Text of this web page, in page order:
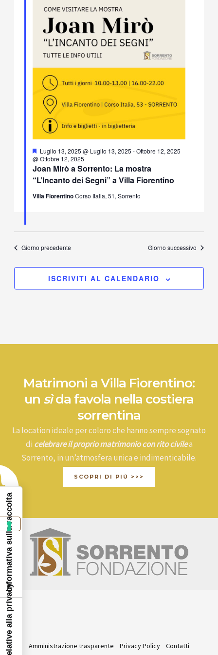
Joan Mirò a Sorrento: La mostra
“L’Incanto dei Segni” a Villa Fiorentino
Segnalati
Luglio 13, 2025 @ Luglio 13, 2025 -Ottobre 12, 2025
@ Ottobre 12, 2025
Villa FiorentinoCorso Italia, 51, Sorrento
Giorno precedente Giorno successivo
ISCRIVITI AL CALENDARIO
Matrimoni a Villa Fiorentino:
un sìda favola nella costiera
sorrentina
La location ideale per coloro che hanno sempre sognato
di celebrare il proprio matrimonio con rito civilea
Sorrento, in un’atmosfera unica e indimenticabile.
SCOPRI DI PIÙ >>>
Amministrazione trasparente Privacy Policy Contatti
Informativa sulla raccolta